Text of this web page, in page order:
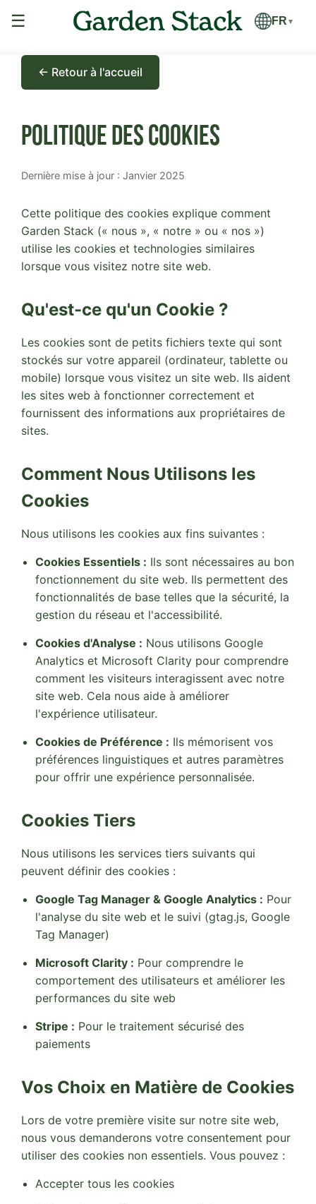
☰ FR ▼
← Retour à l'accueil
Politique des Cookies
Dernière mise à jour : Janvier 2025
Cette politique des cookies explique comment
Garden Stack (« nous », « notre » ou « nos »)
utilise les cookies et technologies similaires
lorsque vous visitez notre site web.
Qu'est-ce qu'un Cookie ?
Les cookies sont de petits fichiers texte qui sont
stockés sur votre appareil (ordinateur, tablette ou
mobile) lorsque vous visitez un site web. Ils aident
les sites web à fonctionner correctement et
fournissent des informations aux propriétaires de
sites.
Comment Nous Utilisons les
Cookies
Nous utilisons les cookies aux fins suivantes :
Cookies Essentiels : Ils sont nécessaires au bon
fonctionnement du site web. Ils permettent des
fonctionnalités de base telles que la sécurité, la
gestion du réseau et l'accessibilité.
Cookies d'Analyse : Nous utilisons Google
Analytics et Microsoft Clarity pour comprendre
comment les visiteurs interagissent avec notre
site web. Cela nous aide à améliorer
l'expérience utilisateur.
Cookies de Préférence : Ils mémorisent vos
préférences linguistiques et autres paramètres
pour offrir une expérience personnalisée.
Cookies Tiers
Nous utilisons les services tiers suivants qui
peuvent définir des cookies :
Google Tag Manager & Google Analytics : Pour
l'analyse du site web et le suivi (gtag.js, Google
Tag Manager)
Microsoft Clarity : Pour comprendre le
comportement des utilisateurs et améliorer les
performances du site web
Stripe : Pour le traitement sécurisé des
paiements
Vos Choix en Matière de Cookies
Lors de votre première visite sur notre site web,
nous vous demanderons votre consentement pour
utiliser des cookies non essentiels. Vous pouvez :
Accepter tous les cookies